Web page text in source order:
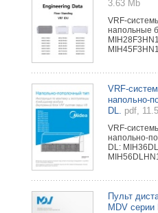
3.63 Mb
VRF-
напольные
VRF-
напольно-
DL.
pdf,
VRF-
напольно-
DL:
Пульт
MDV серии